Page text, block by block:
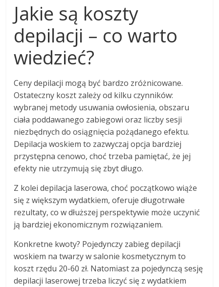
Jakie są koszty
depilacji – co warto
wiedzieć?
Ceny depilacji mogą być bardzo zróżnicowane.
Ostateczny koszt zależy od kilku czynników:
wybranej metody usuwania owłosienia, obszaru
ciała poddawanego zabiegowi oraz liczby sesji
niezbędnych do osiągnięcia pożądanego efektu.
Depilacja woskiem to zazwyczaj opcja bardziej
przystępna cenowo, choć trzeba pamiętać, że jej
efekty nie utrzymują się zbyt długo.
Z kolei depilacja laserowa, choć początkowo wiąże
się z większym wydatkiem, oferuje długotrwałe
rezultaty, co w dłuższej perspektywie może uczynić
ją bardziej ekonomicznym rozwiązaniem.
Konkretne kwoty? Pojedynczy zabieg depilacji
woskiem na twarzy w salonie kosmetycznym to
koszt rzędu 20-60 zł. Natomiast za pojedynczą sesję
depilacji laserowej trzeba liczyć się z wydatkiem